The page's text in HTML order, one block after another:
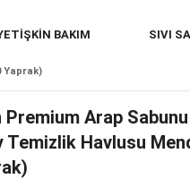
BAKIM SIVI
Yaprak)
Premium Arap Sabunu
Temizlik Havlusu